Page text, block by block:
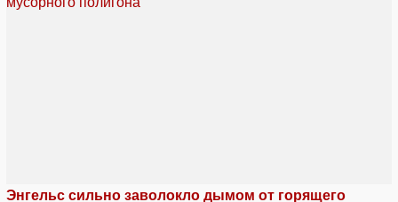
Энгельс сильно заволокло дымом от горящего